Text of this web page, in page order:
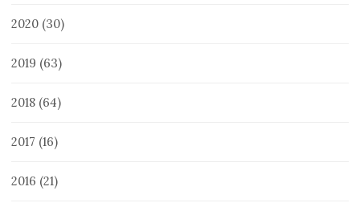
2020 (30)
2019 (63)
2018 (64)
2017 (16)
2016 (21)